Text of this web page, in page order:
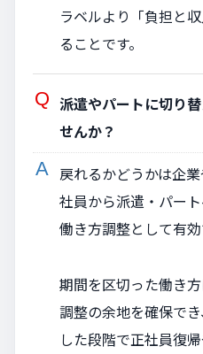
ラベルより「負担と
ることです。
派遣やパートに切り
せんか？
戻れるかどうかは企
社員から派遣・パー
働き方調整として有効
期間を区切った働き
調整の余地を確保で
した段階で正社員復